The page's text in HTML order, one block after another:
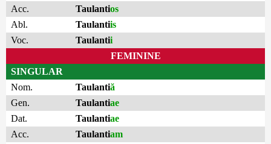
Acc.
Taulantios
Abl.
Taulantiis
Voc.
Taulantii
FEMININE
SINGULAR
Nom.
Taulantiă
Gen.
Taulantiae
Dat.
Taulantiae
Acc.
Taulantiam